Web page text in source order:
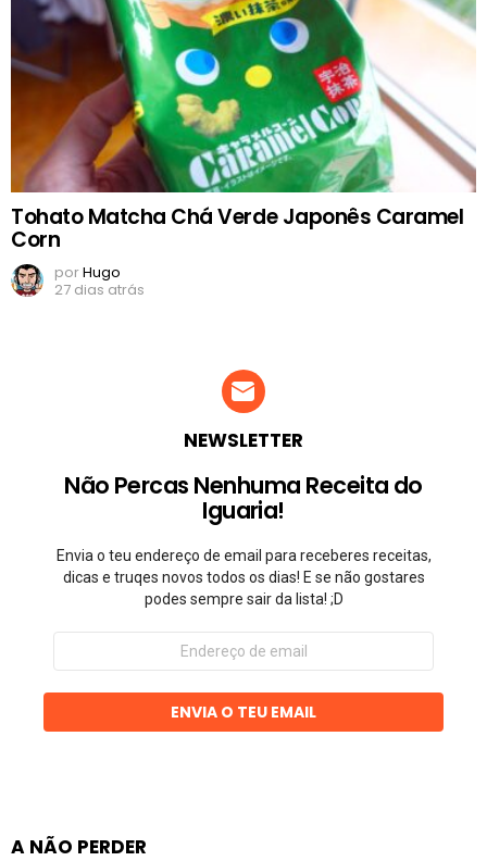
Tohato Matcha Chá Verde Japonês Caramel
Corn
porHugo
27 dias atrás
NEWSLETTER
Não Percas Nenhuma Receita do
Iguaria!
Envia o teu endereço de email para receberes receitas,
dicas e truqes novos todos os dias! E se não gostares
podes sempre sair da lista! ;D
Endereço
email
ENVIA O TEU EMAIL
A NÃO PERDER